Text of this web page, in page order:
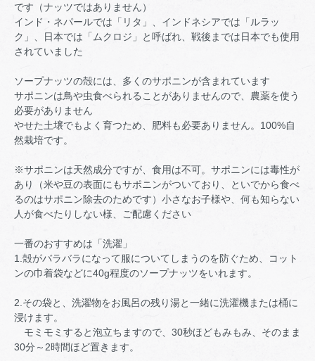
です（ナッツではありません）
インド・ネパールでは「リタ」、インドネシアでは「ルラッ
ク」、日本では「ムクロジ」と呼ばれ、戦後までは日本でも使用
されていました
ソープナッツの殻には、多くのサポニンが含まれています
サポニンは鳥や虫食べられることがありませんので、農薬を使う
必要がありません
やせた土壌でもよく育つため、肥料も必要ありません。100%自
然栽培です。
※サポニンは天然成分ですが、食用は不可。サポニンには毒性が
あり（米や豆の表面にもサポニンがついており、といでから食べ
るのはサポニン除去のためです）小さなお子様や、何も知らない
人が食べたりしない様、ご配慮ください
一番のおすすめは「洗濯」
1.殻がバラバラになって服についてしまうのを防ぐため、コット
ンの巾着袋などに40g程度のソープナッツをいれます。
2.その袋と、洗濯物をお風呂の残り湯と一緒に洗濯機または桶に
浸けます。
モミモミすると泡立ちますので、30秒ほどもみもみ、そのまま
30分～2時間ほど置きます。